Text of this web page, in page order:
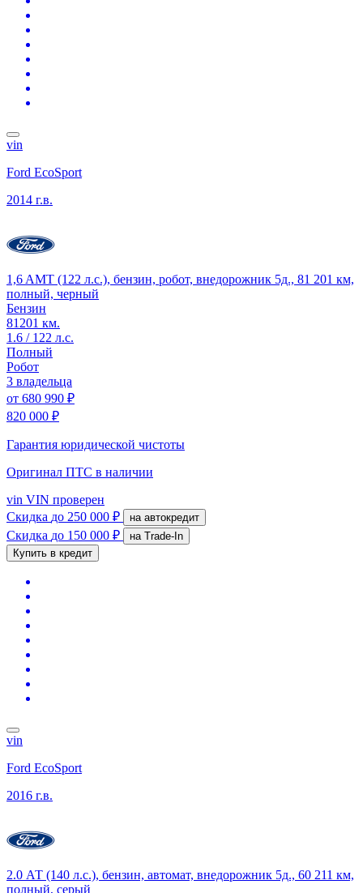
vin
Ford EcoSport
2014 г.в.
1,6 AMT (122 л.с.), бензин, робот, внедорожник 5д., 81 201 км,
полный, черный
Бензин
81201 км.
1.6 / 122 л.с.
Полный
Робот
3 владельца
от 680 990 ₽
820 000 ₽
Гарантия юридической чистоты
Оригинал ПТС в наличии
vin VIN проверен
Скидка до 250 000 ₽ на автокредит
Скидка до 150 000 ₽
на Trade-In
Купить в кредит
vin
Ford EcoSport
2016 г.в.
2.0 АТ (140 л.с.), бензин, автомат, внедорожник 5д., 60 211 км,
полный, серый